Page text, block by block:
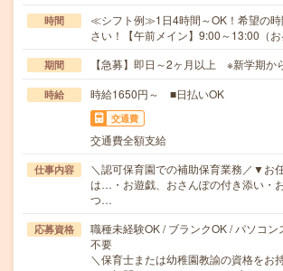
時間
≪シフト例≫1日4時間～OK！希望の時
さい！【午前メイン】9:00～13:00（
期間 【急募】即日～2ヶ月以上 ※新学期か
時給 時給1650円～ ■日払いOK
交通費
交通費全額支給
仕事内容
＼認可保育園での補助保育業務／▼お
は…・お遊戯、おさんぽの付き添い・
つ…
応募資格
職種未経験OK / ブランクOK / パソコン
不要
＼保育士または幼稚園教諭の資格をお